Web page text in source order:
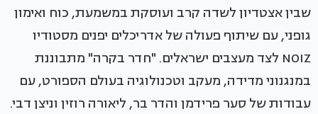
שבין אצטדיון לשדה קרב ועוסקת במשמעת, כוח ואימון
גופני, עם שיתוף פעולה של אדריכלים יפנים מסטודיו
NOIZ לצד מעצבים ישראלים. "חדר בקרה" מתבוננת
במנגנוני מדידה, מעקב וטכנולוגיה בעולם הספורט, עם
עבודות של סער פרידמן והדר בר, ליאורה רוזין וניצן דבי.